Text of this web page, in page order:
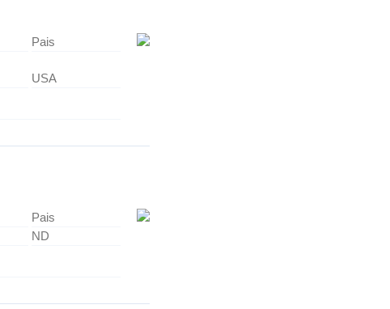
Pais
USA
Pais
ND